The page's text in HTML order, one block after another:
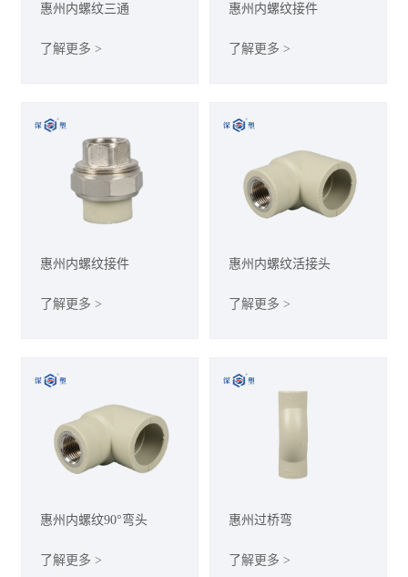
惠州内螺纹三通
了解更多 >
惠州内螺纹接件
了解更多 >
惠州内螺纹接件
了解更多 >
惠州内螺纹活接头
了解更多 >
惠州内螺纹90°弯头
了解更多 >
惠州过桥弯
了解更多 >